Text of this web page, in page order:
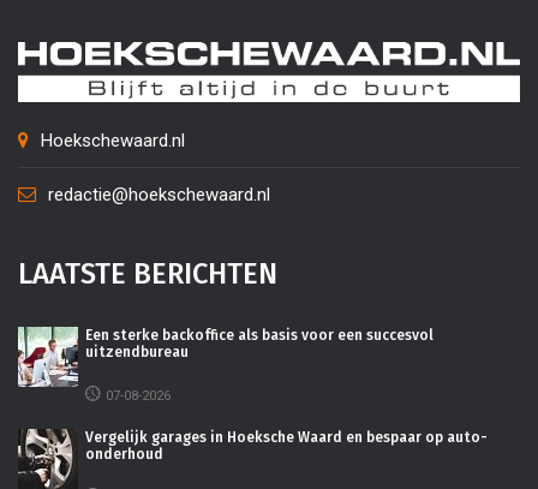
Hoekschewaard.nl
redactie@hoekschewaard.nl
LAATSTE BERICHTEN
Een sterke backoffice als basis voor een succesvol
uitzendbureau
07-08-2026
Vergelijk garages in Hoeksche Waard en bespaar op auto-
onderhoud